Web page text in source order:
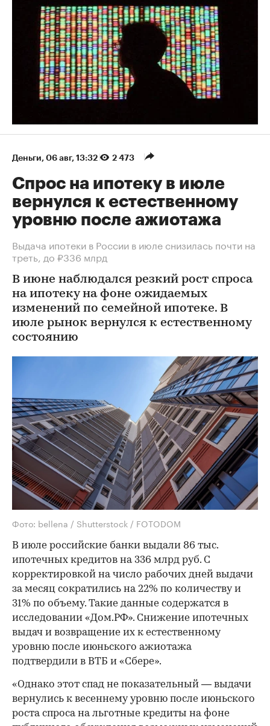
Деньги⁠, 06 авг, 13:32 2 473
Спрос на ипотеку в июле
вернулся к естественному
уровню после ажиотажа
Выдача ипотеки в России в июле снизилась почти на
треть, до ₽336 млрд
В июне наблюдался резкий рост спроса
на ипотеку на фоне ожидаемых
изменений по семейной ипотеке. В
июле рынок вернулся к естественному
состоянию
Фото: bellena / Shutterstock / FOTODOM
В июле российские банки выдали 86 тыс.
ипотечных кредитов на 336 млрд руб. С
корректировкой на число рабочих дней выдачи
за месяц сократились на 22% по количеству и
31% по объему. Такие данные содержатся в
исследовании «Дом.РФ». Снижение ипотечных
выдач и возвращение их к естественному
уровню после июньского ажиотажа
подтвердили в ВТБ и «Сбере».
«Однако этот спад не показательный — выдачи
вернулись к весеннему уровню после июньского
роста спроса на льготные кредиты на фоне